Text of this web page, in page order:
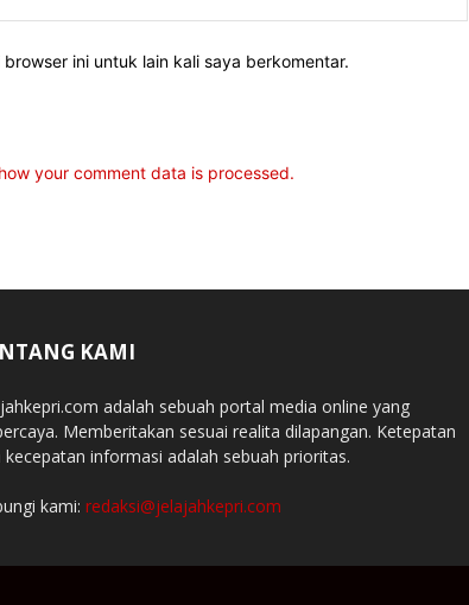
ini untuk lain kali saya berkomentar.
your comment data is processed.
KAMI
adalah sebuah portal media online yang
Memberitakan sesuai realita dilapangan. Ketepatan
kecepatan informasi adalah sebuah prioritas.
kami: redaksi@jelajahkepri.com